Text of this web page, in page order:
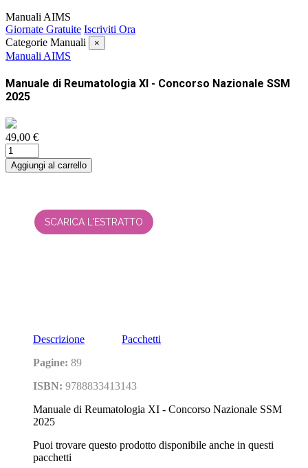
Manuali AIMS
Giornate Gratuite Iscriviti Ora
Categorie Manuali
×
Manuali AIMS
Manuale di Reumatologia XI - Concorso Nazionale SSM
2025
49,00 €
Aggiungi al carrello
SCARICA L'ESTRATTO
Descrizione
Pacchetti
Pagine: 89
ISBN: 9788833413143
Manuale di Reumatologia XI - Concorso Nazionale SSM
2025
Puoi trovare questo prodotto disponibile anche in questi
pacchetti